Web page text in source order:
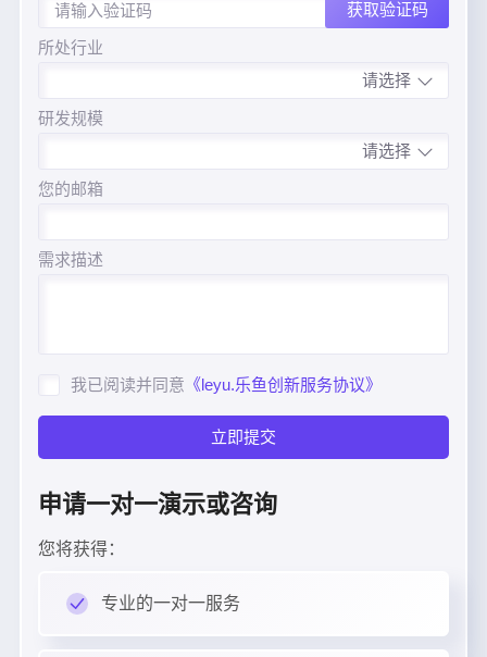
获取验证码
所处行业
研发规模
您的邮箱
需求描述
我已阅读并同意 《leyu.乐鱼创新服务协议》
立即提交
申请一对一演示或咨询
您将获得：
专业的一对一服务